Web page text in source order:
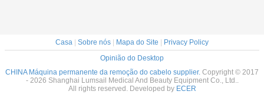
Casa Sobre nós Mapa do Site
Privacy Policy
Opinião do Desktop
CHINA Máquina permanente da remoção do cabelo supplier. Copyright © 2017
- 2026 Shanghai Lumsail Medical And Beauty Equipment Co., Ltd..
All rights reserved. Developed by ECER